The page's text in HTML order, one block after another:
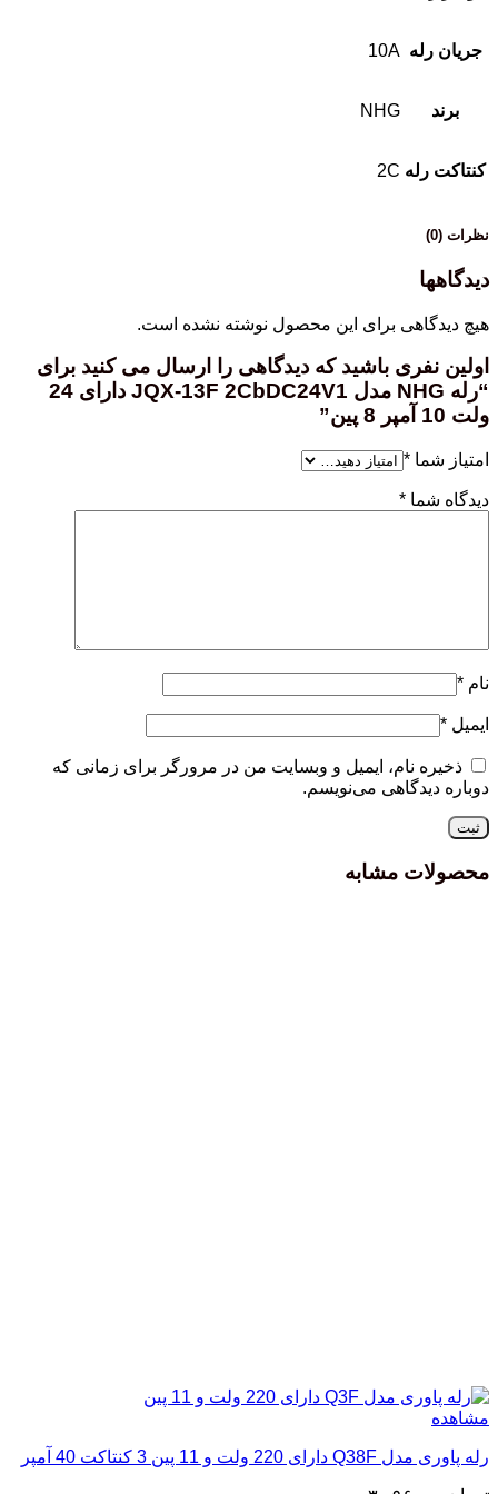
جریان رله 10A
برند NHG
کنتاکت رله 2C
نظرات (0)
دیدگاهها
هیچ دیدگاهی برای این محصول نوشته نشده است.
اولین نفری باشید که دیدگاهی را ارسال می کنید برای
“رله NHG مدل JQX-13F 2CbDC24V1 دارای 24
ولت 10 آمپر 8 پین”
امتیاز شما *
دیدگاه شما *
نام *
ایمیل *
ذخیره نام، ایمیل و وبسایت من در مرورگر برای زمانی که
دوباره دیدگاهی می‌نویسم.
محصولات مشابه
مشاهده
رله پاوری مدل Q38F دارای 220 ولت و 11 پین 3 کنتاکت 40 آمپر